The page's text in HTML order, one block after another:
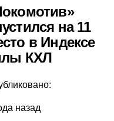
на 11
в Индексе
КХЛ
назад